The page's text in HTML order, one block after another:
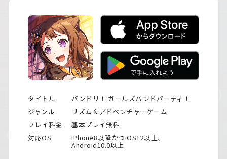
タイトル
バンドリ！ ガールズバンドパーティ！
ジャンル
リズム＆アドベンチャーゲーム
プレイ料金
基本プレイ無料
対応OS
iPhone8以降かつiOS12以上、
Android10.0以上